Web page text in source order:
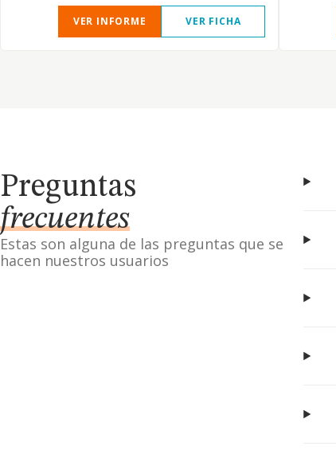
VER INFORME VER FICHA
Preguntas
frecuentes
Estas son alguna de las preguntas que se
hacen nuestros usuarios